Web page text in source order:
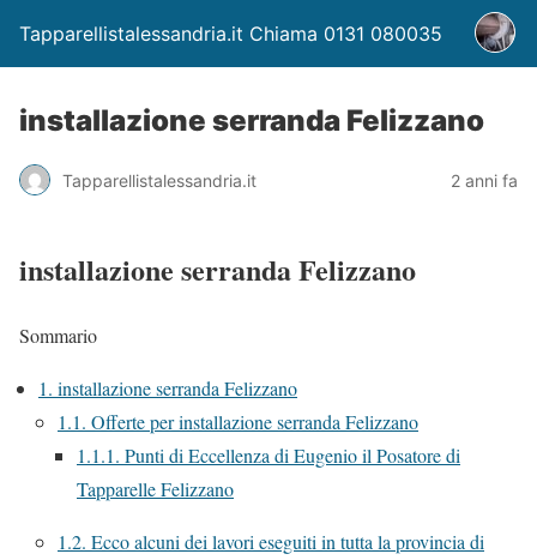
Tapparellistalessandria.it Chiama 0131 080035
installazione serranda Felizzano
Tapparellistalessandria.it 2 anni fa
installazione serranda Felizzano
Sommario
1. installazione serranda Felizzano
1.1. Offerte per installazione serranda Felizzano
1.1.1. Punti di Eccellenza di Eugenio il Posatore di
Tapparelle Felizzano
1.2. Ecco alcuni dei lavori eseguiti in tutta la provincia di